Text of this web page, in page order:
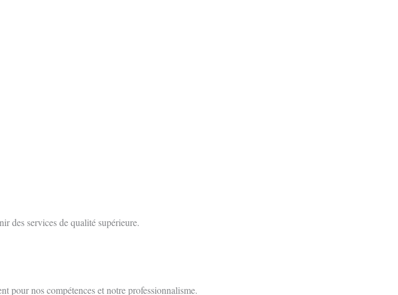
des services de qualité supérieure.
pour nos compétences et notre professionnalisme.